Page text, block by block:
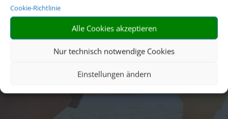
Cookie-Richtlinie
Alle Cookies akzeptieren
Nur technisch notwendige Cookies
Einstellungen ändern